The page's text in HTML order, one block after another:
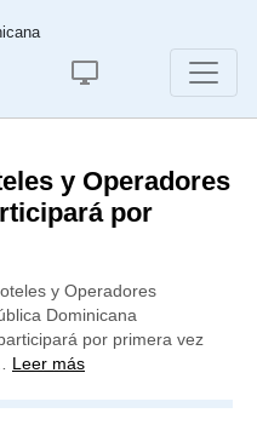
y Operadores
por
y Operadores
Dominicana
por primera vez
Leer más